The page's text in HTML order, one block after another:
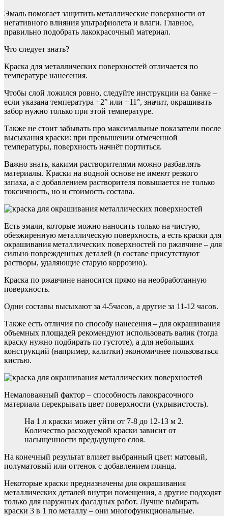
Эмаль помогает защитить металлические поверхности от
негативного влияния ультрафиолета и влаги. Главное,
правильно подобрать лакокрасочный материал.
Что следует знать?
Краска для металлических поверхностей отличается по
температуре нанесения.
Чтобы слой ложился ровно, следуйте инструкции на банке –
если указана температура +2° или +11°, значит, окрашивать
забор нужно только при этой температуре.
Также не стоит забывать про максимальные показатели после
высыхания краски: при превышении отмеченной
температуры, поверхность начнёт портиться.
Важно знать, какими растворителями можно разбавлять
материалы. Краски на водной основе не имеют резкого
запаха, а с добавлением растворителя повышается не только
токсичность, но и стоимость состава.
Есть эмали, которые можно наносить только на чистую,
обезжиренную металлическую поверхность, а есть краски для
окрашивания металлических поверхностей по ржавчине – для
сильно поврежденных деталей (в составе присутствуют
растворы, удаляющие старую коррозию).
Краска по ржавчине наносится прямо на необработанную
поверхность.
Одни составы высыхают за 4-5часов, а другие за 11-12 часов.
Также есть отличия по способу нанесения – для окрашивания
объемных площадей рекомендуют использовать валик (тогда
краску нужно подбирать по густоте), а для небольших
конструкций (например, калитки) экономичнее пользоваться
кистью.
Немаловажный фактор – способность лакокрасочного
материала перекрывать цвет поверхности (укрывистость).
На 1 л краски может уйти от 7-8 до 12-13 м 2.
Количество расходуемой краски зависит от
насыщенности предыдущего слоя.
На конечный результат влияет выбранный цвет: матовый,
полуматовый или оттенок с добавлением глянца.
Некоторые краски предназначены для окрашивания
металлических деталей внутри помещения, а другие подходят
только для наружных фасадных работ. Лучше выбирать
краски 3 в 1 по металлу – они многофункциональные.